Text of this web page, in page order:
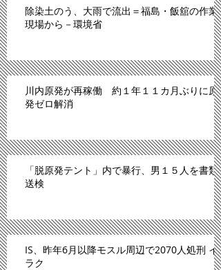
除染土のう、大雨で流出＝福島・飯舘の作業
現場から－環境省
川内原発が再稼働 約１年１１カ月ぶりに原
発ゼロ解消
「脱原発テント」内で暴行、男１５人を書類
送検
IS、昨年6月以降モスル周辺で2070人処刑 イ
ラク